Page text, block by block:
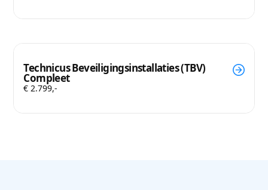
Technicus Beveiligingsinstallaties (TBV)
Compleet
€ 2.799,-